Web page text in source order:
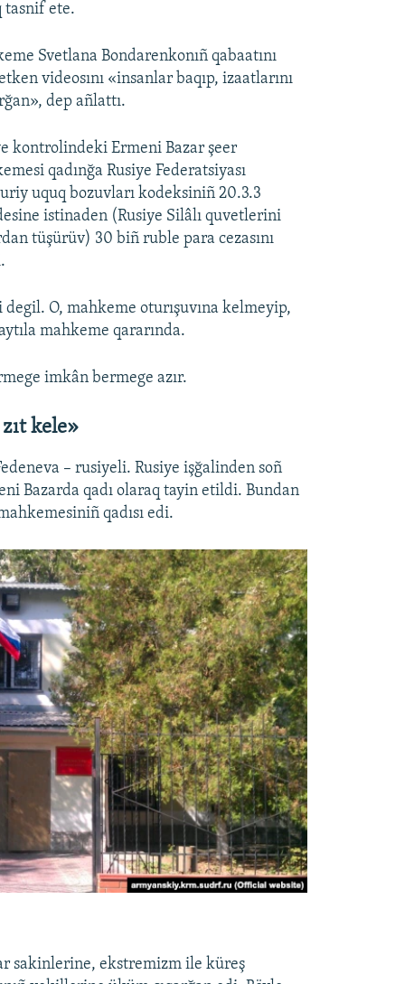
tasnif ete.
Svetlana Bondarenkonıñ qabaatını
videosını «insanlar baqıp, izaatlarını
dep añlattı.
kontrolindeki Ermeni Bazar şeer
qadınğa Rusiye Federatsiyası
uquq bozuvları kodeksiniñ 20.3.3
istinaden (Rusiye Silâlı quvetlerini
tüşürüv) 30 biñ ruble para cezasını
O, mahkeme oturışuvına kelmeyip,
mahkeme qararında.
imkân bermege azır.
kele»
– rusiyeli. Rusiye işğalinden soñ
Bazarda qadı olaraq tayin etildi. Bundan
qadısı edi.
sakinlerine, ekstremizm ile küreş